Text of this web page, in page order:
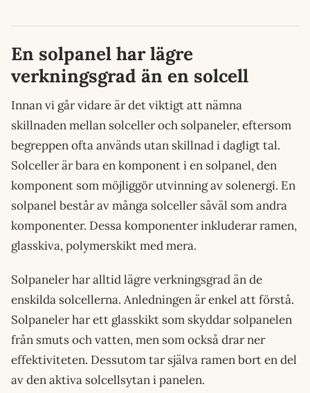
En solpanel har lägre
verkningsgrad än en solcell
Innan vi går vidare är det viktigt att nämna
skillnaden mellan solceller och solpaneler, eftersom
begreppen ofta används utan skillnad i dagligt tal.
Solceller är bara en komponent i en solpanel, den
komponent som möjliggör utvinning av solenergi. En
solpanel består av många solceller såväl som andra
komponenter. Dessa komponenter inkluderar ramen,
glasskiva, polymerskikt med mera.
Solpaneler har alltid lägre verkningsgrad än de
enskilda solcellerna. Anledningen är enkel att förstå.
Solpaneler har ett glasskikt som skyddar solpanelen
från smuts och vatten, men som också drar ner
effektiviteten. Dessutom tar själva ramen bort en del
av den aktiva solcellsytan i panelen.